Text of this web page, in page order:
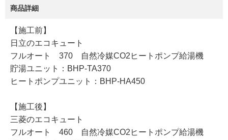
商品詳細
【施工前】
日立のエコキュート
フルオート 370 自然冷媒CO2ヒートポンプ給湯機
貯湯ユニット：BHP-TA370
ヒートポンプユニット：BHP-HA450
【施工後】
三菱のエコキュート
フルオート 460 自然冷媒CO2ヒートポンプ給湯機